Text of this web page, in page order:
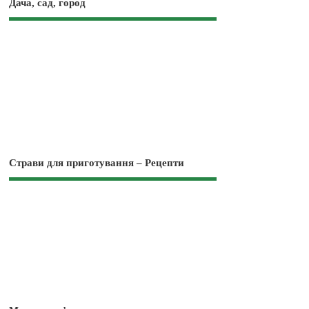
Дача, сад, город
Страви для приготування – Рецепти